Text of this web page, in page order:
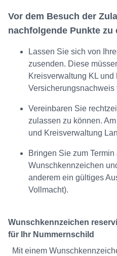
Vor dem Besuch der
nachfolgende Punkte zu
Lassen Sie sich von
zusenden. Diese
Kreisverwaltung KL
Vereinbaren Sie
zulassen zu können.
und Kreisverwaltung
Bringen Sie zum
Wunschkennzeichen
anderem ein gültiges
Vollmacht).
Wunschkennzeichen
für Ihr Nummernschild
Mit einem